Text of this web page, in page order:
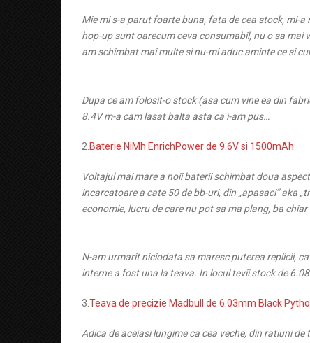
Mie mi s-a parut foarte buna, fata de cea stock, mi-
hop-up sunt oarecum ceva consumabil, nu o sa mai
am schimbat mai multe si nu-mi aduc aminte ce si
Dupa ce am folosit-o stock (asa cum vine ea din
8.4V m-a cam lasat balta asta ca i-am pus…
2. Baterie NiMh EnrichPower de 9.6V si 1500mAh
Voltajul mai mare a noii baterii schimbat doua
incarcatoare a cate 50 de bb-uri, din „apasaci” aka
economie, lucru de care nu pot sa ma plang, ba
N-am urmarit niciodata sa maresc puterea replicii,
interne a fost una la teava. In locul tevii stock de
3. Teava de precizie Madbull de 6.03mm Black
Adica de aceiasi lungime ca cea veche, din ratiuni